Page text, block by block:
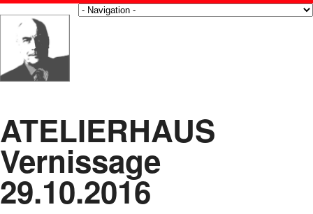
ATELIERHAUS
Vernissage
29.10.2016